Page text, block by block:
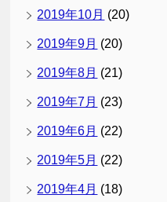
2019年10月 (20)
2019年9月 (20)
2019年8月 (21)
2019年7月 (23)
2019年6月 (22)
2019年5月 (22)
2019年4月 (18)